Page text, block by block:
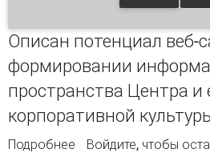
Описан потенциал веб-
формировании
пространства Центра и
корпоративной
Подробнее о Веб-сайт системы
Войдите, чтобы